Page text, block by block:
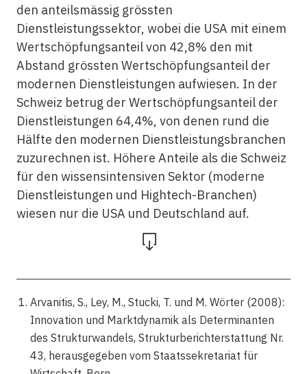
den anteilsmässig grössten
Dienstleistungssektor, wobei die USA mit einem
Wertschöpfungsanteil von 42,8% den mit
Abstand grössten Wertschöpfungsanteil der
modernen Dienstleistungen aufwiesen. In der
Schweiz betrug der Wertschöpfungsanteil der
Dienstleistungen 64,4%, von denen rund die
Hälfte den modernen Dienstleistungsbranchen
zuzurechnen ist. Höhere Anteile als die Schweiz
für den wissensintensiven Sektor (moderne
Dienstleistungen und Hightech-Branchen)
wiesen nur die USA und Deutschland auf.
Arvanitis, S., Ley, M., Stucki, T. und M. Wörter (2008):
Innovation und Marktdynamik als Determinanten
des Strukturwandels, Strukturberichterstattung Nr.
43, herausgegeben vom Staatssekretariat für